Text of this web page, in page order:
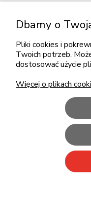
Dbamy o
Pliki cookies i
Twoich potrzeb.
dostosować użycie
Więcej o plikach